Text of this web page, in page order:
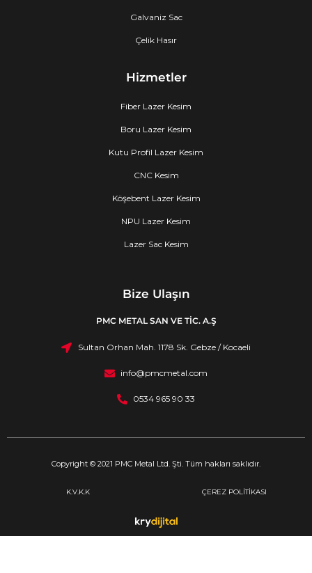
Galvaniz Sac
Çelik Hasır
Hizmetler
Fiber Lazer Kesim
Boru Lazer Kesim
Kutu Profil Lazer Kesim
CNC Kesim
Köşebent Lazer Kesim
NPU Lazer Kesim
Lazer Sac Kesim
Bize Ulaşın
PMC METAL SAN VE TİC. A.Ş
Sultan Orhan Mah. 1178 Sk. Gebze / Kocaeli
info@pmcmetal.com
0534 965 90 33
Copyright © 2021 PMC Metal Ltd. Şti. Tüm hakları saklıdır.
K.V.K.K ÇEREZ POLİTİKASI